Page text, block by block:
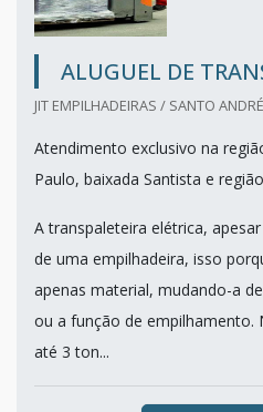
ALUGUEL DE
JIT EMPILHADEIRAS / SANTO
Atendimento exclusivo na
Paulo, baixada Santista e
A transpaleteira elétrica,
de uma empilhadeira, isso
apenas material, mudando-a
ou a função de
até 3 ton...